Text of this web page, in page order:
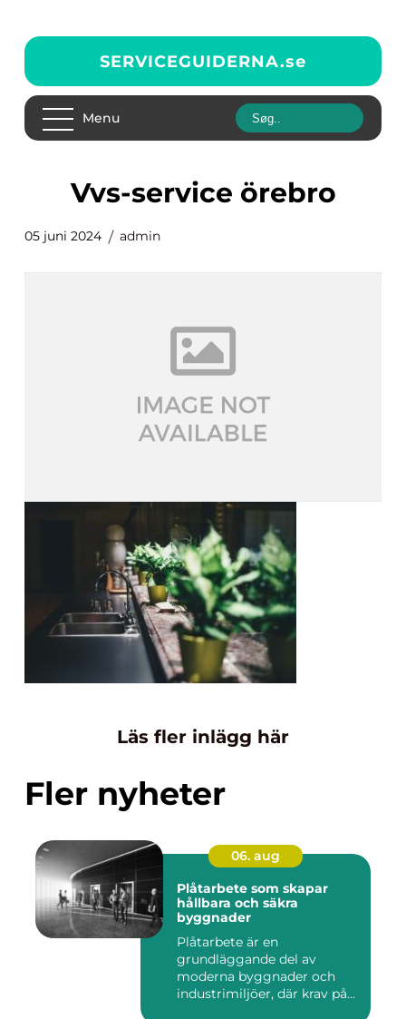
SERVICEGUIDERNA.se
Menu
vvs-service örebro
05 juni 2024 admin
Läs fler inlägg här
Fler nyheter
06. aug
Plåtarbete som skapar
hållbara och säkra
byggnader
Plåtarbete är en
grundläggande del av
moderna byggnader och
industrimiljöer, där krav på